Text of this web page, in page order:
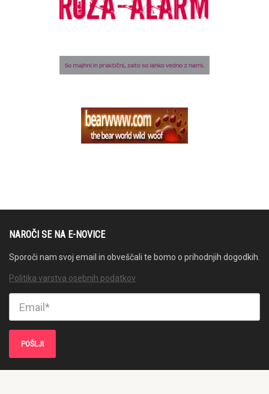
NAROČI SE NA E-NOVICE
Sporoči nam svoj email in obveščali te bomo o prihodnjih dogodkih.
Politika varstva osebnih podatkov